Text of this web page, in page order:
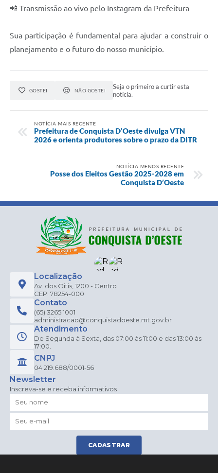
📲 Transmissão ao vivo pelo Instagram da Prefeitura
Sua participação é fundamental para ajudar a construir o
planejamento e o futuro do nosso município.
GOSTEI NÃO GOSTEI
Seja o primeiro a curtir esta
notícia.
NOTÍCIA MAIS RECENTE
Prefeitura de Conquista D’Oeste divulga VTN
2026 e orienta produtores sobre o prazo da DITR
NOTÍCIA MENOS RECENTE
Posse dos Eleitos Gestão 2025-2028 em
Conquista D’Oeste
Localização
Av. dos Oitis, 1200 - Centro
CEP: 78254-000
Contato
(65) 3265 1001
administracao@conquistadoeste.mt.gov.br
Atendimento
De Segunda à Sexta, das 07:00 às 11:00 e das 13:00 às
17:00.
CNPJ
04.219.688/0001-56
Newsletter
Inscreva-se e receba informativos
CADASTRAR